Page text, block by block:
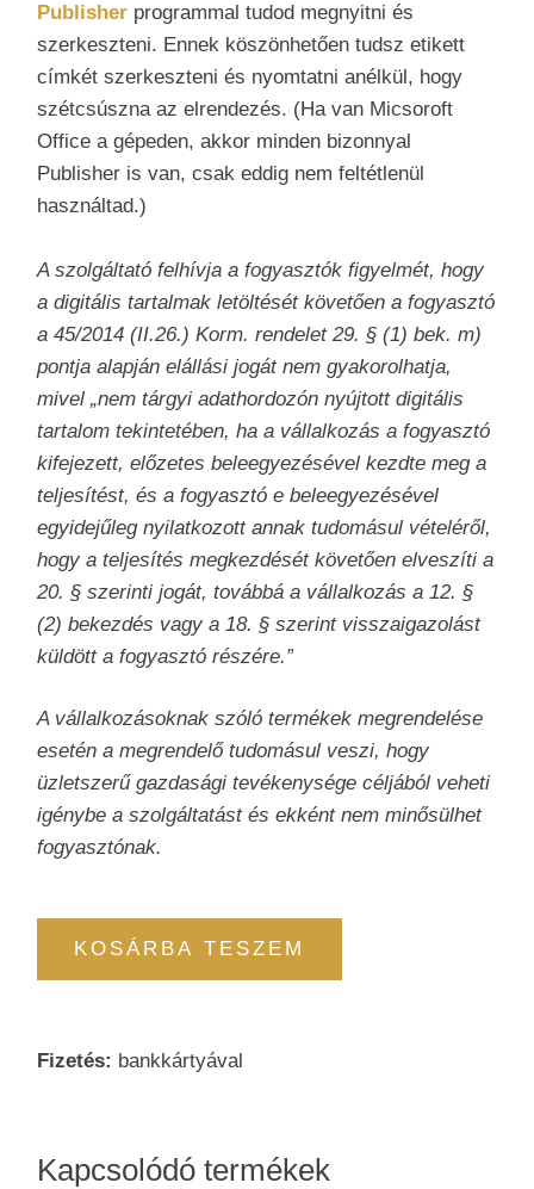
Publisher programmal tudod megnyitni és
szerkeszteni. Ennek köszönhetően tudsz etikett
címkét szerkeszteni és nyomtatni anélkül, hogy
szétcsúszna az elrendezés. (Ha van Micsoroft
Office a gépeden, akkor minden bizonnyal
Publisher is van, csak eddig nem feltétlenül
használtad.)
A szolgáltató felhívja a fogyasztók figyelmét, hogy
a digitális tartalmak letöltését követően a fogyasztó
a 45/2014 (II.26.) Korm. rendelet 29. § (1) bek. m)
pontja alapján elállási jogát nem gyakorolhatja,
mivel „nem tárgyi adathordozón nyújtott digitális
tartalom tekintetében, ha a vállalkozás a fogyasztó
kifejezett, előzetes beleegyezésével kezdte meg a
teljesítést, és a fogyasztó e beleegyezésével
egyidejűleg nyilatkozott annak tudomásul vételéről,
hogy a teljesítés megkezdését követően elveszíti a
20. § szerinti jogát, továbbá a vállalkozás a 12. §
(2) bekezdés vagy a 18. § szerint visszaigazolást
küldött a fogyasztó részére.”
A vállalkozásoknak szóló termékek megrendelése
esetén a megrendelő tudomásul veszi, hogy
üzletszerű gazdasági tevékenysége céljából veheti
igénybe a szolgáltatást és ekként nem minősülhet
fogyasztónak.
KOSÁRBA TESZEM
Fizetés: bankkártyával
Kapcsolódó termékek